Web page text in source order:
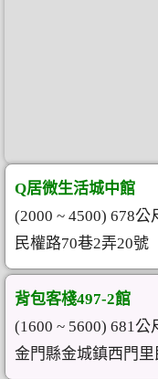
Q居微生活城中館
(2000 ~ 4500) 678公
民權路70巷2弄20號
背包客棧497-2館
(1600 ~ 5600) 681公
金門縣金城鎮西門